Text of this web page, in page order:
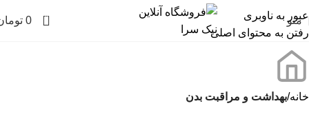
عبور به ناوبری
رفتن به محتوای اصلی
منو 0
0
خانه بهداشت و مراقبت بدن